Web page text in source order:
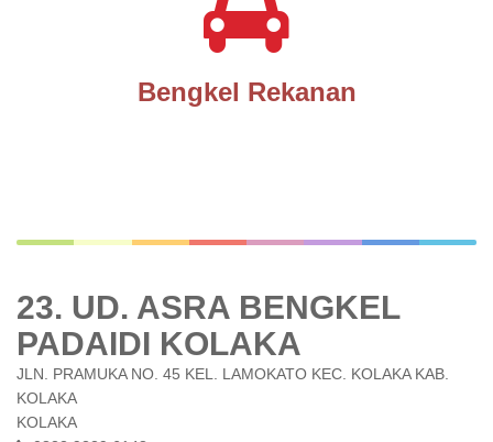
Bengkel Rekanan
23. UD. ASRA BENGKEL
PADAIDI KOLAKA
JLN. PRAMUKA NO. 45 KEL. LAMOKATO KEC. KOLAKA KAB.
KOLAKA
KOLAKA